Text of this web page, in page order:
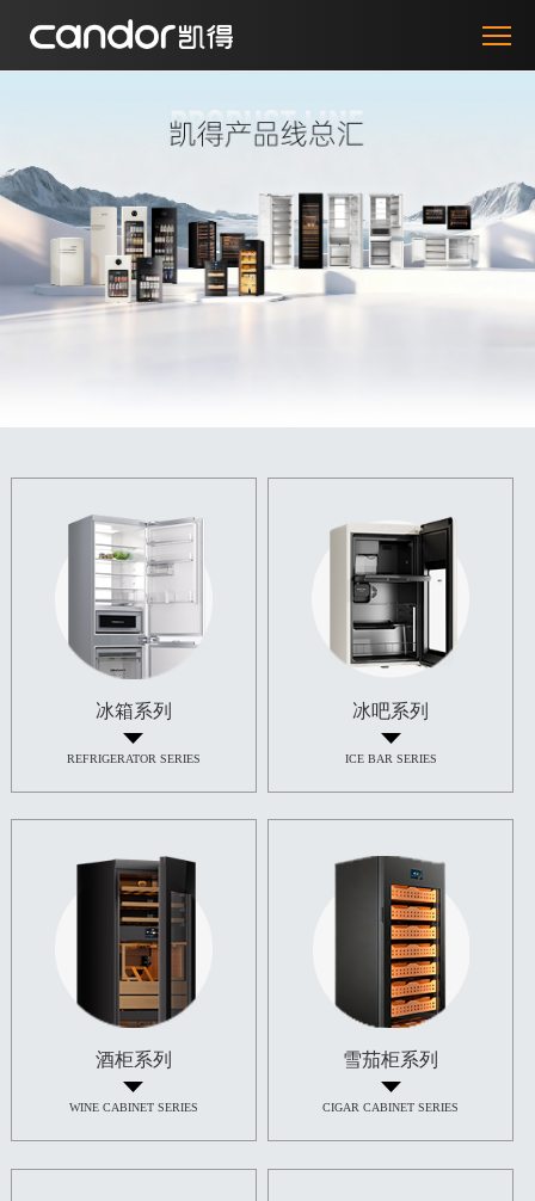
冰箱系列
REFRIGERATOR SERIES
冰吧系列
ICE BAR SERIES
酒柜系列
WINE CABINET SERIES
雪茄柜系列
CIGAR CABINET SERIES